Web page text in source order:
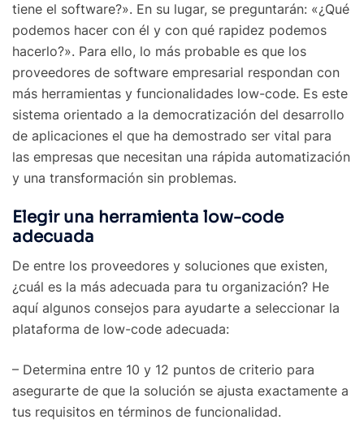
tiene el software?». En su lugar, se preguntarán: «¿Qué
podemos hacer con él y con qué rapidez podemos
hacerlo?». Para ello, lo más probable es que los
proveedores de software empresarial respondan con
más herramientas y funcionalidades low-code. Es este
sistema orientado a la democratización del desarrollo
de aplicaciones el que ha demostrado ser vital para
las empresas que necesitan una rápida automatización
y una transformación sin problemas.
Elegir una herramienta low-code
adecuada
De entre los proveedores y soluciones que existen,
¿cuál es la más adecuada para tu organización? He
aquí algunos consejos para ayudarte a seleccionar la
plataforma de low-code adecuada:
– Determina entre 10 y 12 puntos de criterio para
asegurarte de que la solución se ajusta exactamente a
tus requisitos en términos de funcionalidad.